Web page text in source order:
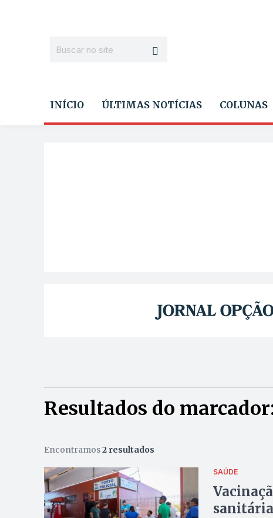
INÍCIO ÚLTIMAS NOTÍCIAS COLUNAS
Resultados do
Encontramos2 resultados
SAÚDE